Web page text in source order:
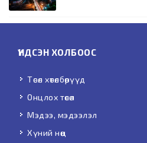
ҮНДСЭН ХОЛБООС
Төсөл хөтөлбөрүүд
Онцлох төсөл
Мэдээ, мэдээлэл
Хүний нөөц